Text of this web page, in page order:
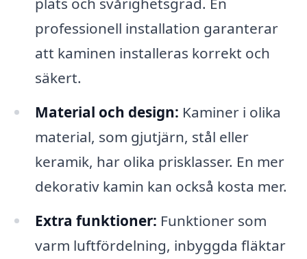
professionell installation garanterar
att kaminen installeras korrekt och
säkert.
Material och design: Kaminer i olika
material, som gjutjärn, stål eller
keramik, har olika prisklasser. En mer
dekorativ kamin kan också kosta mer.
Extra funktioner: Funktioner som
varm luftfördelning, inbyggda fläktar